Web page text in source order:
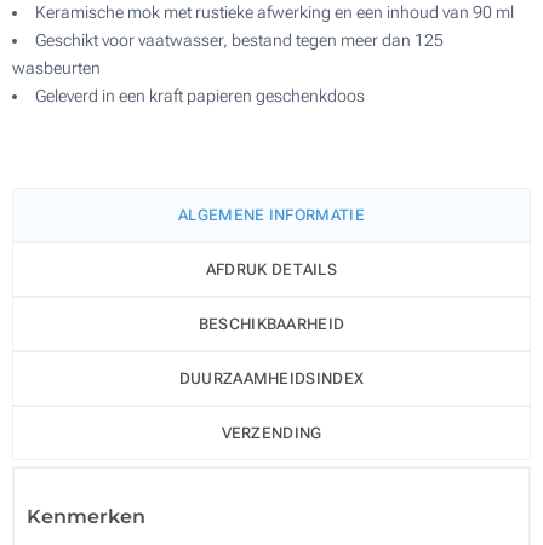
Keramische mok met rustieke afwerking en een inhoud van 90 ml
Geschikt voor vaatwasser, bestand tegen meer dan 125
wasbeurten
Geleverd in een kraft papieren geschenkdoos
ALGEMENE INFORMATIE
AFDRUK DETAILS
BESCHIKBAARHEID
DUURZAAMHEIDSINDEX
VERZENDING
Kenmerken